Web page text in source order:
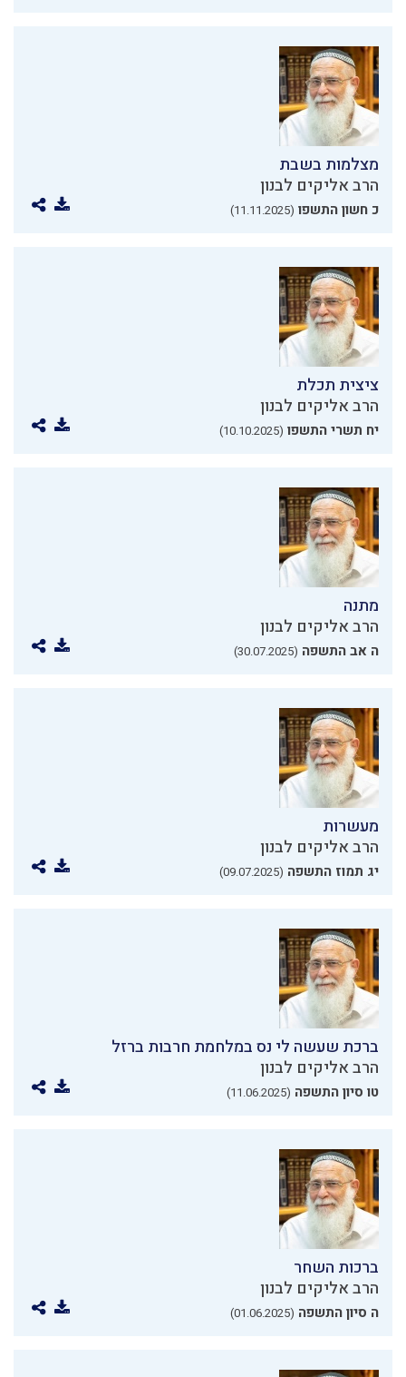
מצלמות בשבת
הרב אליקים לבנון
כ חשון התשפו (11.11.2025)
ציצית תכלת
הרב אליקים לבנון
יח תשרי התשפו (10.10.2025)
מתנה
הרב אליקים לבנון
ה אב התשפה (30.07.2025)
מעשרות
הרב אליקים לבנון
יג תמוז התשפה (09.07.2025)
ברכת שעשה לי נס במלחמת חרבות ברזל
הרב אליקים לבנון
טו סיון התשפה (11.06.2025)
ברכות השחר
הרב אליקים לבנון
ה סיון התשפה (01.06.2025)